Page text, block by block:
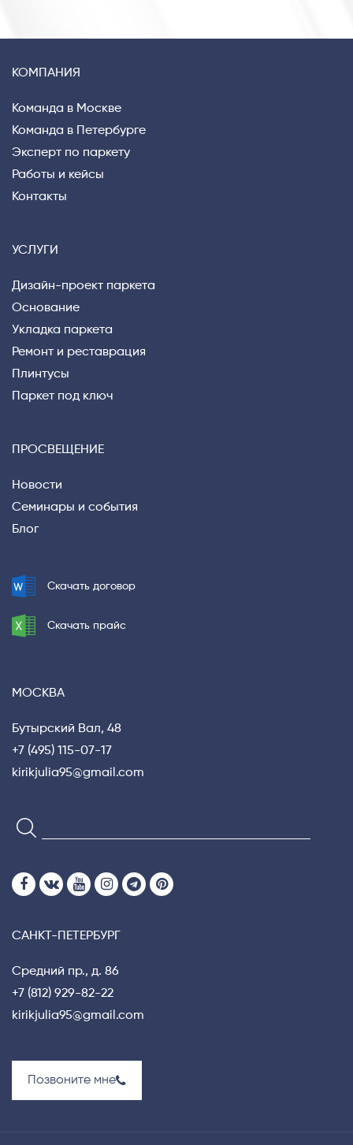
КОМПАНИЯ
Команда в Москве
Команда в Петербурге
Эксперт по паркету
Работы и кейсы
Контакты
УСЛУГИ
Дизайн-проект паркета
Основание
Укладка паркета
Ремонт и реставрация
Плинтусы
Паркет под ключ
ПРОСВЕЩЕНИЕ
Новости
Семинары и события
Блог
Скачать договор
Скачать прайс
МОСКВА
Бутырский Вал, 48
+7 (495) 115-07-17
kirikjulia95@gmail.com
САНКТ-ПЕТЕРБУРГ
Средний пр., д. 86
+7 (812) 929-82-22
kirikjulia95@gmail.com
Позвоните мне